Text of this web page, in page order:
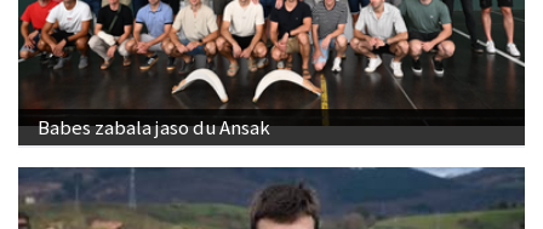
Babes zabala jaso du Ansak